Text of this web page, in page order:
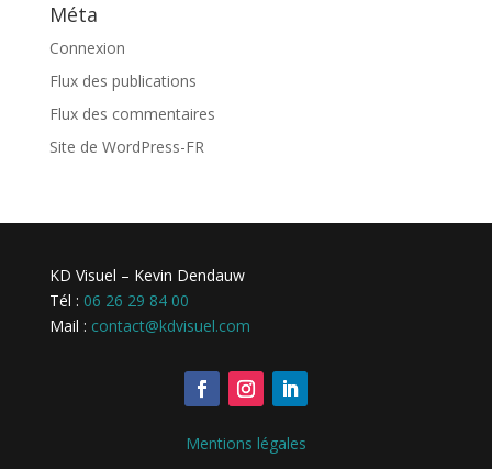
Méta
Connexion
Flux des publications
Flux des commentaires
Site de WordPress-FR
KD Visuel – Kevin Dendauw
Tél : 06 26 29 84 00
Mail : contact@kdvisuel.com
Mentions légales